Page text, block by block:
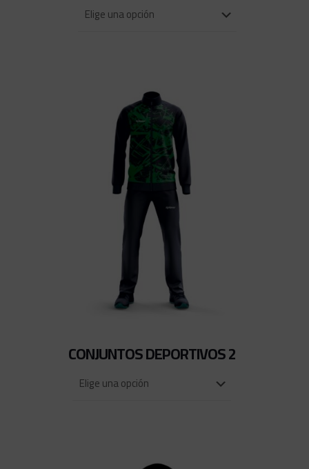
CONJUNTOS DEPORTIVOS 2